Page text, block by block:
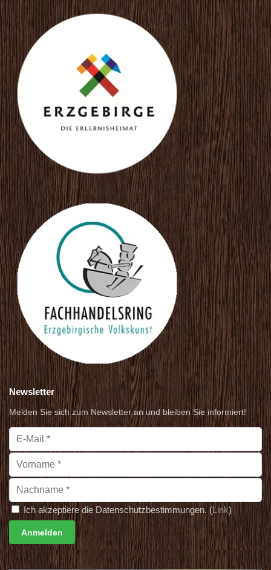
Newsletter
Melden Sie sich zum Newsletter an und bleiben Sie informiert!
Ich akzeptiere die Datenschutzbestimmungen. (Link)